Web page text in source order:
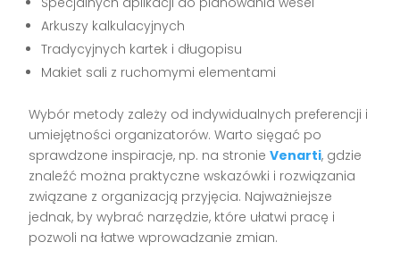
Arkuszy kalkulacyjnych
Tradycyjnych kartek i długopisu
Makiet sali z ruchomymi elementami
Wybór metody zależy od indywidualnych preferencji i
umiejętności organizatorów. Warto sięgać po
sprawdzone inspiracje, np. na stronieVenarti, gdzie
znaleźć można praktyczne wskazówki i rozwiązania
związane z organizacją przyjęcia. Najważniejsze
jednak, by wybrać narzędzie, które ułatwi pracę i
pozwoli na łatwe wprowadzanie zmian.